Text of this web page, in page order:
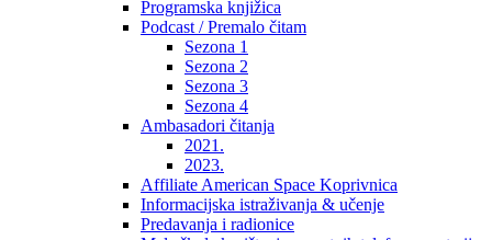
Programska knjižica
Podcast / Premalo čitam
Sezona 1
Sezona 2
Sezona 3
Sezona 4
Ambasadori čitanja
2021.
2023.
Affiliate American Space Koprivnica
Informacijska istraživanja & učenje
Predavanja i radionice